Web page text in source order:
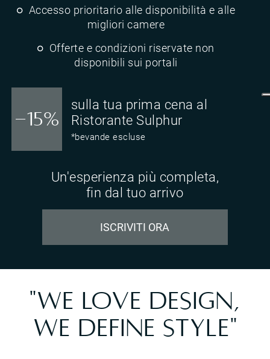
Accesso prioritario alle disponibilità e alle
migliori camere
Offerte e condizioni riservate non
disponibili sui portali
-15%
sulla tua prima cena al
Ristorante Sulphur
*bevande escluse
Un'esperienza più completa,
fin dal tuo arrivo
ISCRIVITI ORA
"WE LOVE DESIGN,
WE DEFINE STYLE"